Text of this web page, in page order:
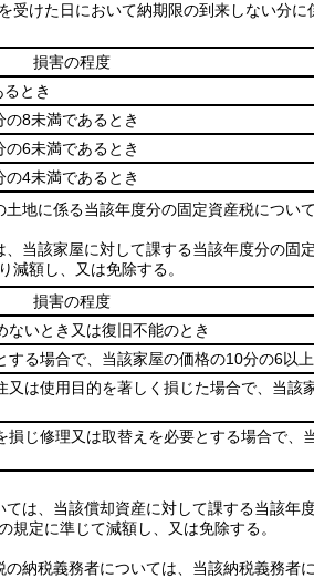
受けた日において納期限の到来しない分
損害の程度
とき
8未満であるとき
6未満であるとき
4未満であるとき
地に係る当該年度分の固定資産税について
当該家屋に対して課する当該年度分の
減額し、又は免除する。
損害の程度
いとき又は復旧不能のとき
る場合で、当該家屋の価格の10分の6以
は使用目的を著しく損じた場合で、当該
じ修理又は取替えを必要とする場合で、
は、当該償却資産に対して課する当該
規定に準じて減額し、又は免除する。
納税義務者については、当該納税義務